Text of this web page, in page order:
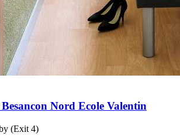
Nord Ecole Valentin
(Exit 4)